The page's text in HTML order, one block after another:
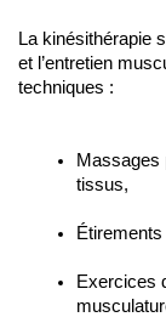
La kinésithérapie
et l’entretien
techniques :
Massages
tissus,
Exercices